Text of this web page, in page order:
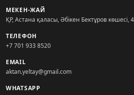
МЕКЕН-ЖАЙ
ҚР, Астана қаласы, Әбікен Бектұров көшесі,
ТЕЛЕФОН
+7 701 933 8520
EMAIL
aktan.yeltay@gmail.com
WHATSAPP